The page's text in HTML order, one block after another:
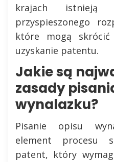
krajach istnieją
przyspieszonego
które mogą skrócić
uzyskanie patentu.
Jakie są
zasady
wynalazku?
Pisanie opisu
element procesu
patent, który